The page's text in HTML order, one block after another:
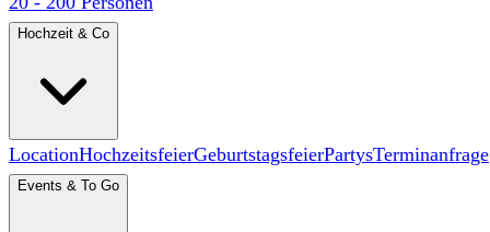
Hochzeit & Co
LocationHochzeitsfeierGeburtstagsfeierPartysTerminanfrage
Events & To Go